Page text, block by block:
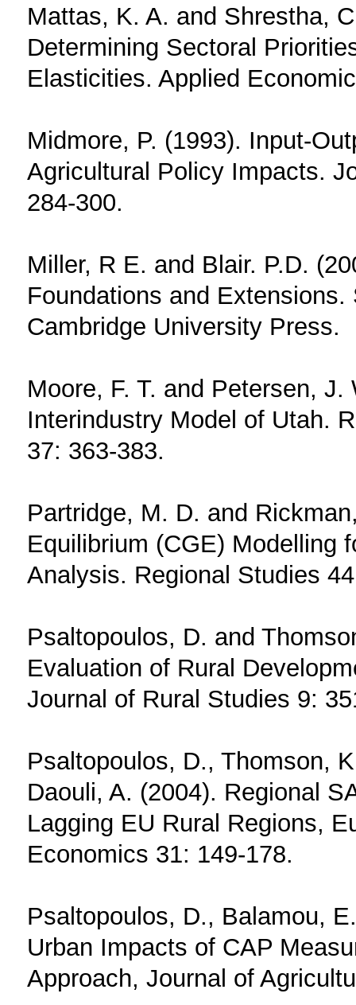
Mattas, K. A. and Shrestha,
Determining Sectoral
Elasticities. Applied
Midmore, P. (1993). Input-
Agricultural Policy Impacts.
284-300.
Miller, R E. and Blair. P.D.
Foundations and
Cambridge University Press.
Moore, F. T. and Petersen,
Interindustry Model of Utah.
37: 363-383.
Partridge, M. D. and
Equilibrium (CGE) Modelling
Analysis. Regional Studies
Psaltopoulos, D. and
Evaluation of Rural
Journal of Rural Studies 9:
Psaltopoulos, D., Thomson,
Daouli, A. (2004). Regional
Lagging EU Rural Regions,
Economics 31: 149-178.
Psaltopoulos, D., Balamou,
Urban Impacts of CAP
Approach, Journal of